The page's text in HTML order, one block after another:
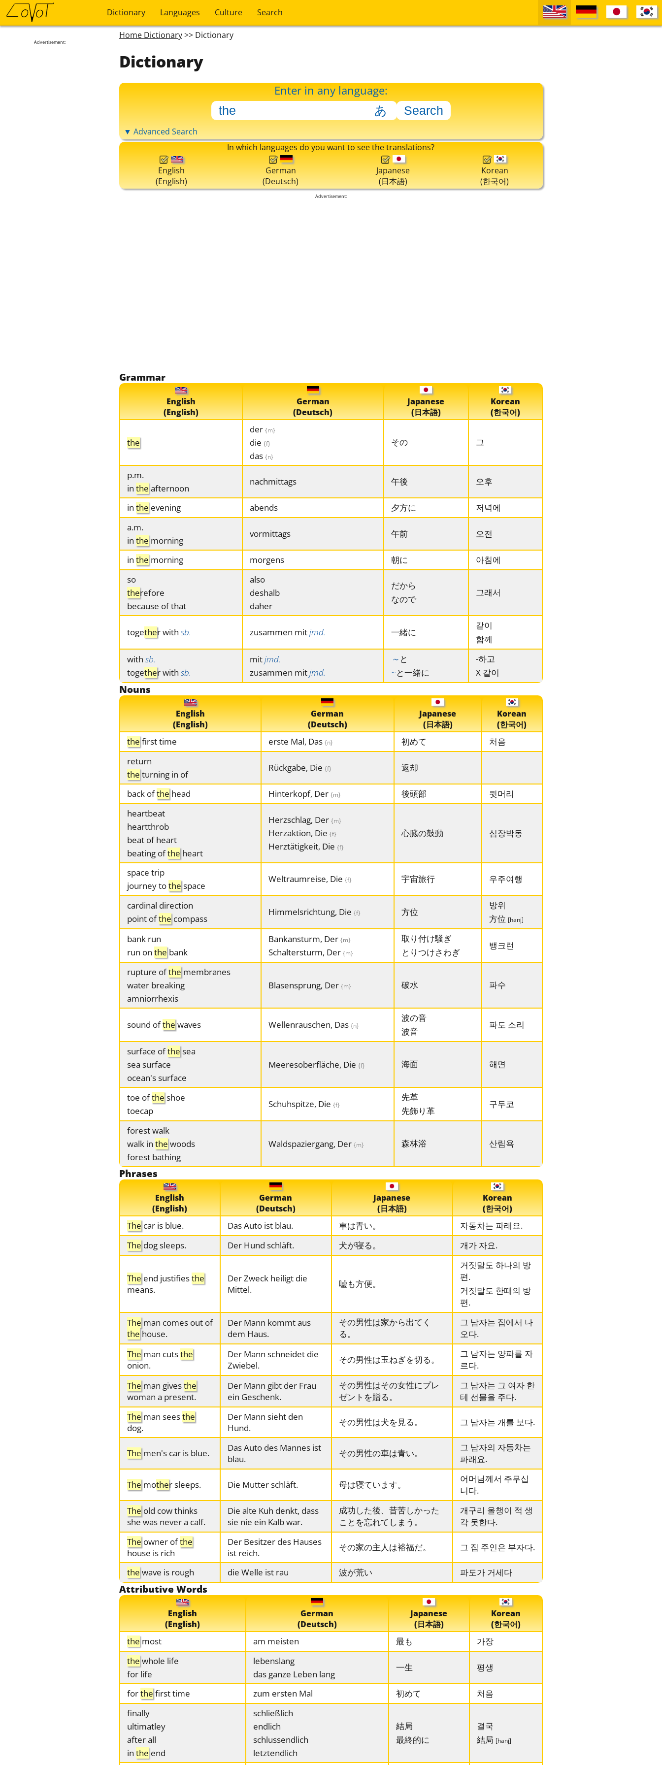
Dictionary Languages Culture Search
Advertisement:
Home Dictionary>> Dictionary
Dictionary
Enter in any language:
▼ Advanced Search
In which languages do you want to see the translations?
English
(English)
German
(Deutsch)
Japanese
(日本語)
Korean
(한국어)
Advertisement:
Grammar
English
(English)
German
(Deutsch)
Japanese
(日本語)
Korean
(한국어)
the
der {m}
die {f}
das {n}
その 그
p.m.
in the afternoon
nachmittags 午後 오후
in the evening abends 夕方に
저녁에
a.m.
in the morning
vormittags 午前 오전
in the morning morgens 朝に
아침에
so
therefore
because of that
also
deshalb
daher
だから
なので
그래서
together with sb. zusammen mitjmd. 一緒に
같이
함께
with sb.
together with sb.
mitjmd.
zusammen mitjmd.
～ と
~と一緒に
-하고
X 같이
Nouns
English
(English)
German
(Deutsch)
Japanese
(日本語)
Korean
(한국어)
the first time erste Mal, Das {n} 初めて
처음
return
the turning in of
Rückgabe, Die {f} 返却
back ofthe head Hinterkopf, Der {m} 後頭部
뒷머리
heartbeat
heartthrob
beat of heart
beating ofthe heart
Herzschlag, Der {m}
Herzaktion, Die {f}
Herztätigkeit, Die {f}
心臓の鼓動 심장박동
space trip
journey tothe space
Weltraumreise, Die {f} 宇宙旅行 우주여행
cardinal direction
point ofthe compass
Himmelsrichtung, Die {f} 方位
방위
方位 [hanj]
bank run
run on the bank
Bankansturm, Der {m}
Schaltersturm, Der {m}
取り付け騒ぎ
とりつけさわぎ
뱅크런
rupture ofthe membranes
water breaking
amniorrhexis
Blasensprung, Der {m} 破水 파수
sound ofthe waves Wellenrauschen, Das {n}
波の音
波音
파도 소리
surface ofthe sea
sea surface
ocean's surface
Meeresoberfläche, Die {f} 海面 해면
toe ofthe shoe
toecap
Schuhspitze, Die {f}
先革
先飾り革
구두코
forest walk
walk in the woods
forest bathing
Waldspaziergang, Der {m} 森林浴 산림욕
Phrases
English
(English)
German
(Deutsch)
Japanese
(日本語)
Korean
(한국어)
The car is blue. Das Auto ist blau. 車は青い。
자동차는 파래요.
The dog sleeps. Der Hund schläft. 犬が寝る。 개가 자요.
The end justifiesthe
means.
Der Zweck heiligt die
Mittel.
嘘も方便。
거짓말도 하나의 방
편.
거짓말도 한때의 방
편.
The man comes out of
the house.
Der Mann kommt aus
dem Haus.
その男性は家から出てく
る。
그 남자는 집에서 나
오다.
The man cutsthe
onion.
Der Mann schneidet die
Zwiebel.
その男性は玉ねぎを切る。
그 남자는 양파를 자
르다.
The man givesthe
woman a present.
Der Mann gibt der Frau
ein Geschenk.
その男性はその女性にプレ
ゼントを贈る。
그 남자는 그 여자 한
테 선물을 주다.
The man seesthe
dog.
Der Mann sieht den
Hund.
その男性は犬を見る。 그 남자는 개를 보다.
The men's car is blue.
Das Auto des Mannes ist
blau.
その男性の車は青い。
그 남자의 자동차는
파래요.
The mother sleeps. Die Mutter schläft. 母は寝ています。
어머님께서 주무십
니다.
The old cow thinks
she was never a calf.
Die alte Kuh denkt, dass
sie nie ein Kalb war.
成功した後、昔苦しかった
ことを忘れてしまう。
개구리 올챙이 적 생
각 못한다.
The owner ofthe
house is rich
Der Besitzer des Hauses
ist reich.
その家の主人は裕福だ。 그 집 주인은 부자다.
the wave is rough die Welle ist rau 波が荒い 파도가 거세다
Attributive Words
English
(English)
German
(Deutsch)
Japanese
(日本語)
Korean
(한국어)
the most am meisten 最も
가장
the whole life
for life
lebenslang
das ganze Leben lang
一生 평생
forthe first time zum ersten Mal 初めて
처음
finally
ultimatley
after all
in the end
schließlich
endlich
schlussendlich
letztendlich
結局
最終的に
결국
結局 [hanj]